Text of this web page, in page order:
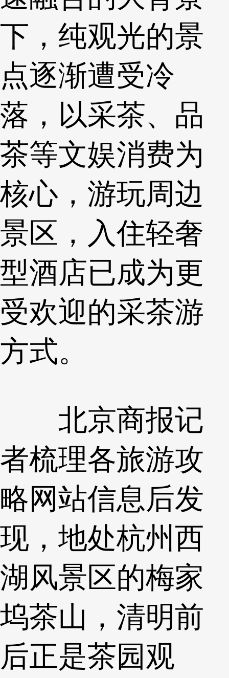
下，纯观光的景
点逐渐遭受冷
落，以采茶、品
茶等文娱消费为
核心，游玩周边
景区，入住轻奢
型酒店已成为更
受欢迎的采茶游
方式。
北京商报记
者梳理各旅游攻
略网站信息后发
现，地处杭州西
湖风景区的梅家
坞茶山，清明前
后正是茶园观